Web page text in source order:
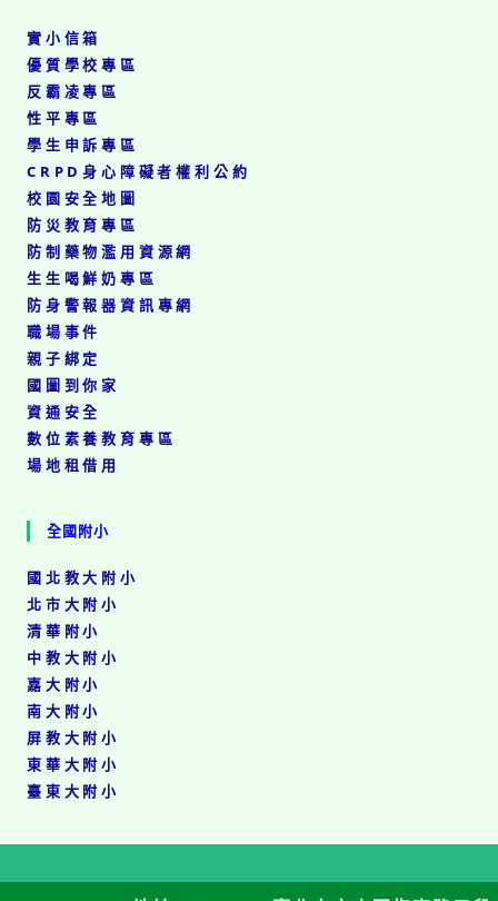
實小信箱
優質學校專區
反霸凌專區
性平專區
學生申訴專區
CRPD身心障礙者權利公約
校園安全地圖
防災教育專區
防制藥物濫用資源網
生生喝鮮奶專區
防身警報器資訊專網
職場事件
親子綁定
國圖到你家
資通安全
數位素養教育專區
場地租借用
全國附小
國北教大附小
北市大附小
清華附小
中教大附小
嘉大附小
南大附小
屏教大附小
東華大附小
臺東大附小